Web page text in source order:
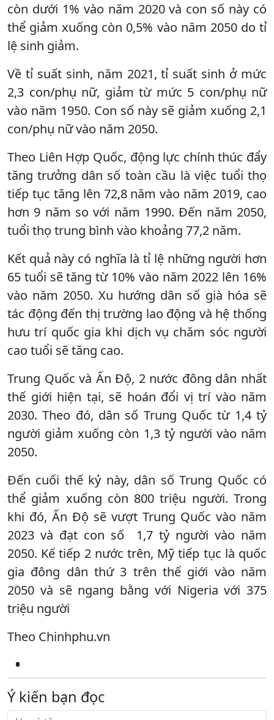
còn dưới 1% vào năm 2020 và con số này có
thể giảm xuống còn 0,5% vào năm 2050 do tỉ
lệ sinh giảm.
Về tỉ suất sinh, năm 2021, tỉ suất sinh ở mức
2,3 con/phụ nữ, giảm từ mức 5 con/phụ nữ
vào năm 1950. Con số này sẽ giảm xuống 2,1
con/phụ nữ vào năm 2050.
Theo Liên Hợp Quốc, động lực chính thúc đẩy
tăng trưởng dân số toàn cầu là việc tuổi thọ
tiếp tục tăng lên 72,8 năm vào năm 2019, cao
hơn 9 năm so với năm 1990. Đến năm 2050,
tuổi thọ trung bình vào khoảng 77,2 năm.
Kết quả này có nghĩa là tỉ lệ những người hơn
65 tuổi sẽ tăng từ 10% vào năm 2022 lên 16%
vào năm 2050. Xu hướng dân số già hóa sẽ
tác động đến thị trường lao động và hệ thống
hưu trí quốc gia khi dịch vụ chăm sóc người
cao tuổi sẽ tăng cao.
Trung Quốc và Ấn Độ, 2 nước đông dân nhất
thế giới hiện tại, sẽ hoán đổi vị trí vào năm
2030. Theo đó, dân số Trung Quốc từ 1,4 tỷ
người giảm xuống còn 1,3 tỷ người vào năm
2050.
Đến cuối thế kỷ này, dân số Trung Quốc có
thể giảm xuống còn 800 triệu người. Trong
khi đó, Ấn Độ sẽ vượt Trung Quốc vào năm
2023 và đạt con số 1,7 tỷ người vào năm
2050. Kế tiếp 2 nước trên, Mỹ tiếp tục là quốc
gia đông dân thứ 3 trên thế giới vào năm
2050 và sẽ ngang bằng với Nigeria với 375
triệu người
Theo Chinhphu.vn
Ý kiến bạn đọc